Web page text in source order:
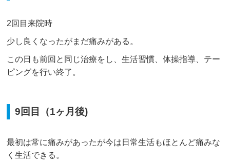
2回目来院時
少し良くなったがまだ痛みがある。
この日も前回と同じ治療をし、生活習慣、体操指導、テー
ピングを行い終了。
9回目（1ヶ月後)
最初は常に痛みがあったが今は日常生活もほとんど痛みな
く生活できる。